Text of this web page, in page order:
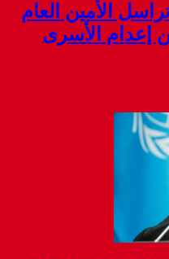
الأمين العام
إعدام الأسرى